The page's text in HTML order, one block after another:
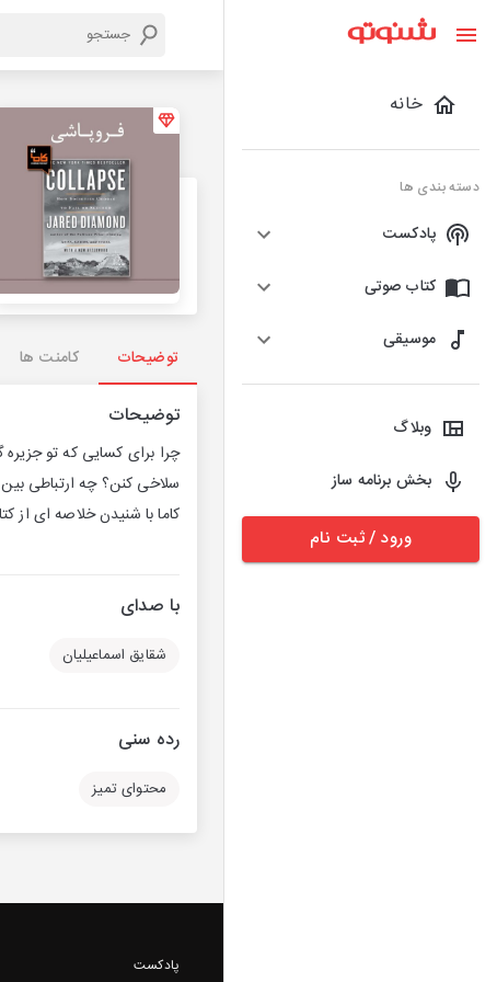
خانه
دسته بندی ها
پادکست
کتاب صوتی
موسیقی
وبلاگ
بخش برنامه ساز
ورود / ثبت نام
توضیحات کامنت ها
توضیحات
چرا برای کسایی که تو
سلاخی کنن؟ چه ارتباطی
کاما با شنیدن خلاصه ای از
با صدای
شقایق اسماعیلیان
رده سنی
محتوای تمیز
پادکست